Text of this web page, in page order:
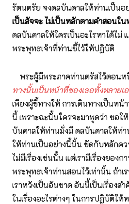
รัตนตรัย จงดลบันดาลให้ท่านเป็นอ
เป็นสัจจะ ไม่เป็นหลักตามคำสอนใ
ดลบันดาลให้ใครเป็นอะไรหาได้ไม่
พระพุทธเจ้าที่ท่านชี้ไว้ให้ปฏิบัติ
พระผู้มีพระภาคท่านตรัสไว้ตอนห
ทางนั้นเป็นหน้าที่ของเธอทั้งหลายเอ
เพียงผู้ชี้ทางให้ การเดินทางเป็นห
นี้ เพราะฉะนั้นใครจะมาพูดว่า ขอ
บันดาลให้ท่านมั่งมี ดลบันดาลให้ท่
ให้ท่านเป็นอย่างนี้นั้น ขัดกับหลักคว
ไม่มีเรื่องเช่นนั้น แต่เรามีเรื่องขอ
พระพุทธเจ้าท่านสอนไว้เท่านั้น ถ้าเ
เราหวังเป็นอันขาด อันนี้เป็นเรื่อง
ในเรื่องอะไรต่างๆ ในการปฏิบัติให้